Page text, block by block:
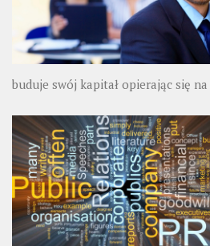
buduje swój kapitał opierając się